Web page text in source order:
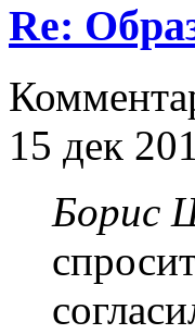
Re:
15 дек
Борис